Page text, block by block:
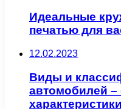
Идеальные
печатью для
12.02.2023
Виды и
автомобилей
характеристики